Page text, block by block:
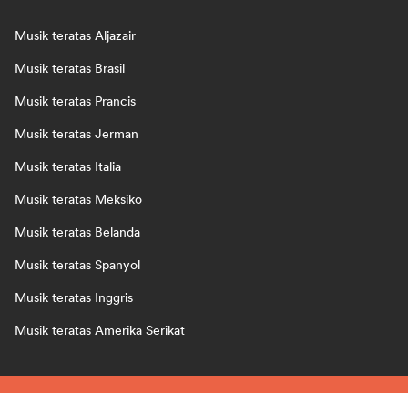
Musik teratas Aljazair
Musik teratas Brasil
Musik teratas Prancis
Musik teratas Jerman
Musik teratas Italia
Musik teratas Meksiko
Musik teratas Belanda
Musik teratas Spanyol
Musik teratas Inggris
Musik teratas Amerika Serikat